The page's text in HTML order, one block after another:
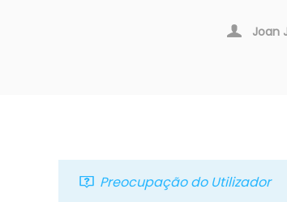
Joan
Preocupação do Utilizador